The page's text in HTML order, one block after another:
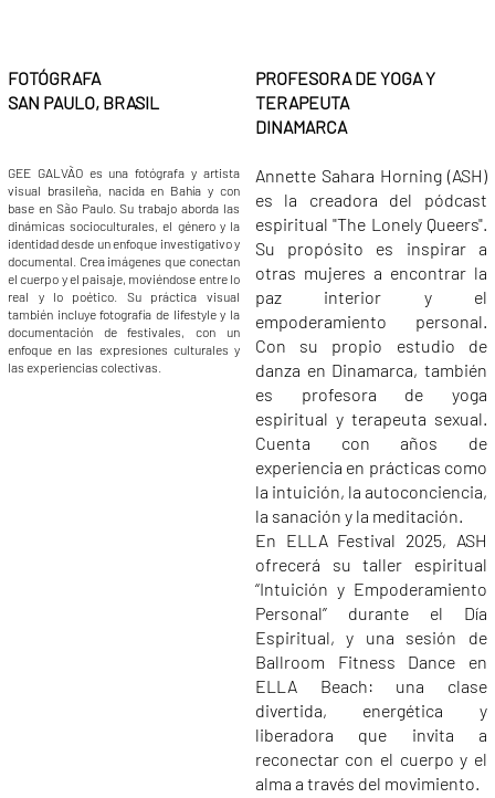
FOTÓGRAFA
SAN PAULO, BRASIL​
GEE GALVÃO es una fotógrafa y artista
visual brasileña, nacida en Bahía y con
base en São Paulo. Su trabajo aborda las
dinámicas socioculturales, el género y la
identidad desde un enfoque investigativo y
documental. Crea imágenes que conectan
el cuerpo y el paisaje, moviéndose entre lo
real y lo poético. Su práctica visual
también incluye fotografía de lifestyle y la
documentación de festivales, con un
enfoque en las expresiones culturales y
las experiencias colectivas.
PROFESORA DE YOGA Y
TERAPEUTA
DINAMARCA
Annette Sahara Horning (ASH)
es la creadora del pódcast
espiritual "The Lonely Queers".
Su propósito es inspirar a
otras mujeres a encontrar la
paz interior y el
empoderamiento personal.
Con su propio estudio de
danza en Dinamarca, también
es profesora de yoga
espiritual y terapeuta sexual.
Cuenta con años de
experiencia en prácticas como
la intuición, la autoconciencia,
la sanación y la meditación.
En ELLA Festival 2025, ASH
ofrecerá su taller espiritual
“Intuición y Empoderamiento
Personal” durante el Día
Espiritual, y una sesión de
Ballroom Fitness Dance en
ELLA Beach: una clase
divertida, energética y
liberadora que invita a
reconectar con el cuerpo y el
alma a través del movimiento.